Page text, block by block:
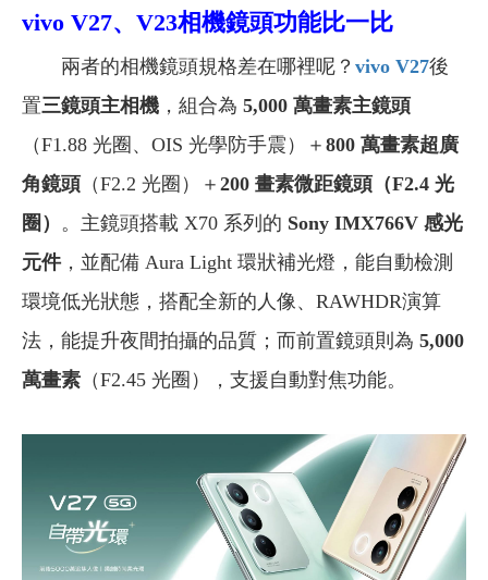
vivo V27、V23相機鏡頭功能比一比
兩者的相機鏡頭規格差在哪裡呢？ vivo V27後
置三鏡頭主相機 ，組合為 5,000 萬畫素主鏡頭
（F1.88 光圈、OIS 光學防手震）＋ 800 萬畫素超廣
角鏡頭（F2.2 光圈）＋ 200 畫素微距鏡頭（F2.4 光
圈） 。主鏡頭搭載 X70 系列的 Sony IMX766V 感光
元件，並配備 Aura Light 環狀補光燈，能自動檢測
環境低光狀態，搭配全新的人像、RAWHDR演算
法，能提升夜間拍攝的品質；而前置鏡頭則為 5,000
萬畫素 （F2.45 光圈），支援自動對焦功能。